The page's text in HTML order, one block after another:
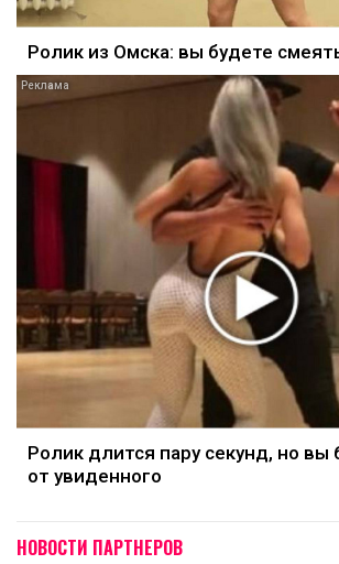
Ролик из Омска: вы будете
Ролик длится пару секунд, но вы
от увиденного
НОВОСТИ ПАРТНЕРОВ